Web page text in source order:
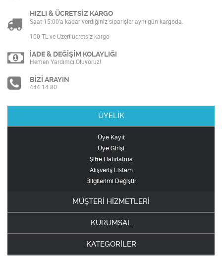
HIZLI & ÜCRETSİZ KARGO
Saat 15:00’a kadar verdiğiniz siparişler aynı gün kargoda.
100 TL ve Üzeri ücretsiz kargo
İADE & DEĞİŞİM KOLAYLIĞI
Hemen Yardımcı Oluyoruz!
BİZİ ARAYIN
444 14 80
ÜYELİK
Üye Kayıt
Üye Girişi
Şifre Hatırlatma
Alışveriş Listem
Bilgilerimi Değiştir
MÜŞTERİ HİZMETLERİ
KURUMSAL
KATEGORİLER